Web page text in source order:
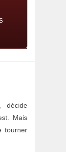
décide
Mais
tourner